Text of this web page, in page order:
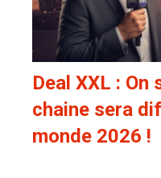
Deal XXL :
chaine sera
monde 2026 !